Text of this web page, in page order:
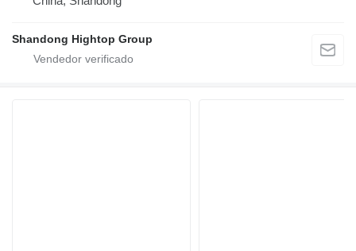
Shandong Hightop Group